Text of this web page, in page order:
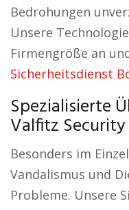
Bedrohungen
Unsere
Firmengröße an
Sicherheitsdienst
Spezialisierte
Valfitz Security
Besonders im
Vandalismus und
Probleme. Unsere